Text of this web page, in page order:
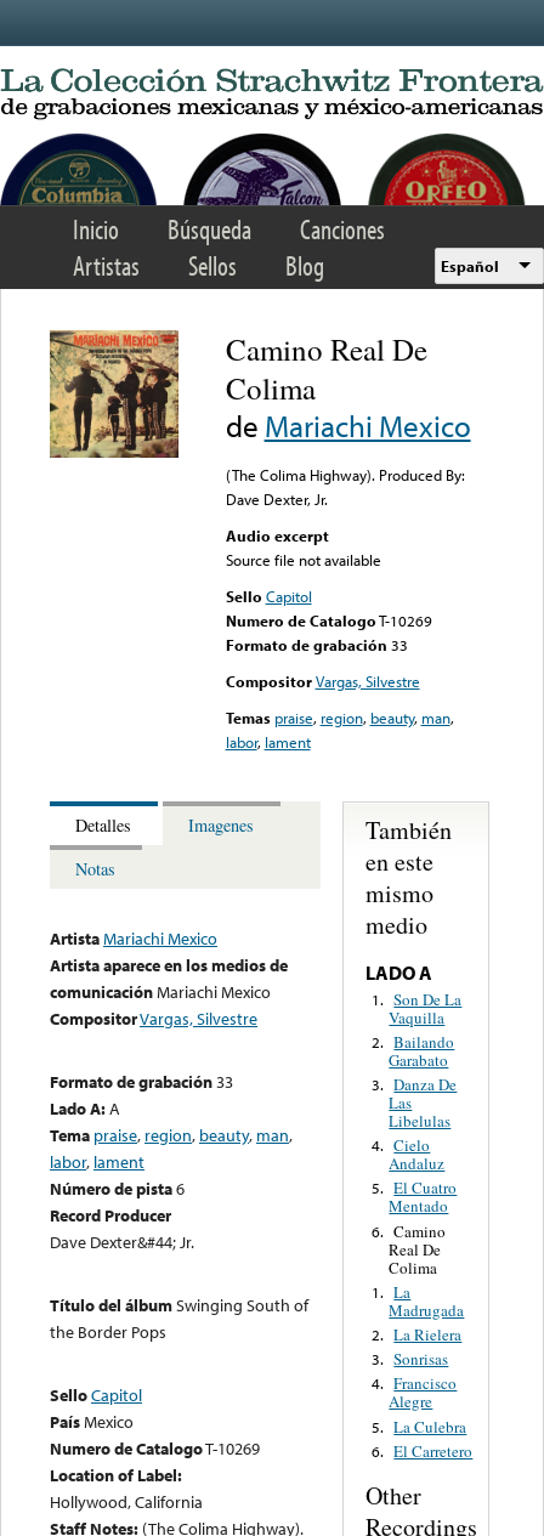
Inicio Búsqueda
Canciones
Artistas
Sellos Blog Español
Camino Real De
Colima
de Mariachi Mexico
(The Colima Highway). Produced By:
Dave Dexter, Jr.
Audio excerpt
Source file not available
Sello Capitol
Numero de CatalogoT-10269
Formato de grabación 33
Compositor Vargas, Silvestre
Temas praise, region, beauty, man,
labor, lament
Detalles
Imagenes
Notas
ArtistaMariachi Mexico
Artista aparece en los medios de
comunicaciónMariachi Mexico
CompositorVargas, Silvestre
Formato de grabación33
Lado A:A
Tema praise, region, beauty, man,
labor, lament
Número de pista6
Record Producer
Dave Dexter&#44; Jr.
Título del álbumSwinging South of
the Border Pops
SelloCapitol
PaísMexico
Numero de CatalogoT-10269
Location of Label:
Hollywood, California
Staff Notes: (The Colima Highway).
También
en este
mismo
medio
LADO A
1. Son De La
Vaquilla
2. Bailando
Garabato
3. Danza De
Las
Libelulas
4. Cielo
Andaluz
5. El Cuatro
Mentado
6. Camino
Real De
Colima
1. La
Madrugada
2. La Rielera
3. Sonrisas
4. Francisco
Alegre
5. La Culebra
6. El Carretero
Other
Recordings